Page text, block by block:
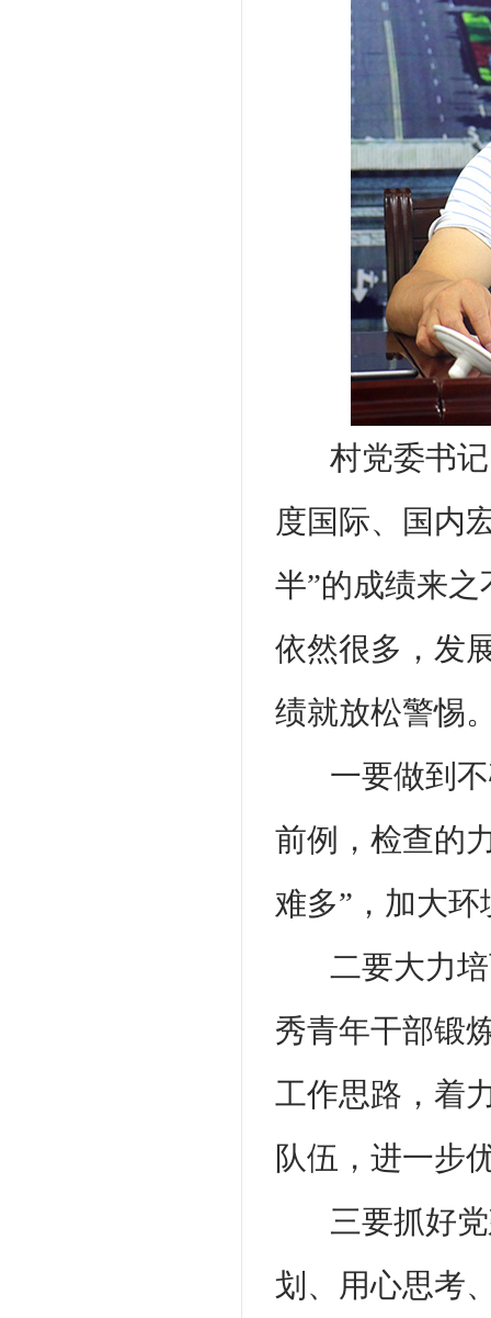
村党委书
度国际、国内
半”的成绩来
依然很多，发
绩就放松警惕
一要做到
前例，检查的
难多”，加大
二要大力
秀青年干部锻
工作思路，着
队伍，进一步
三要抓好
划、用心思考